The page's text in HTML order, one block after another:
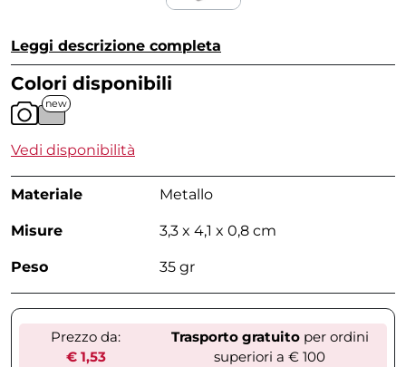
Leggi descrizione completa
Colori disponibili
new
Vedi disponibilità
Materiale Metallo
Misure 3,3 x 4,1 x 0,8 cm
Peso 35 gr
Prezzo da:
€ 1,53
Trasporto gratuitoper ordini
superiori a € 100